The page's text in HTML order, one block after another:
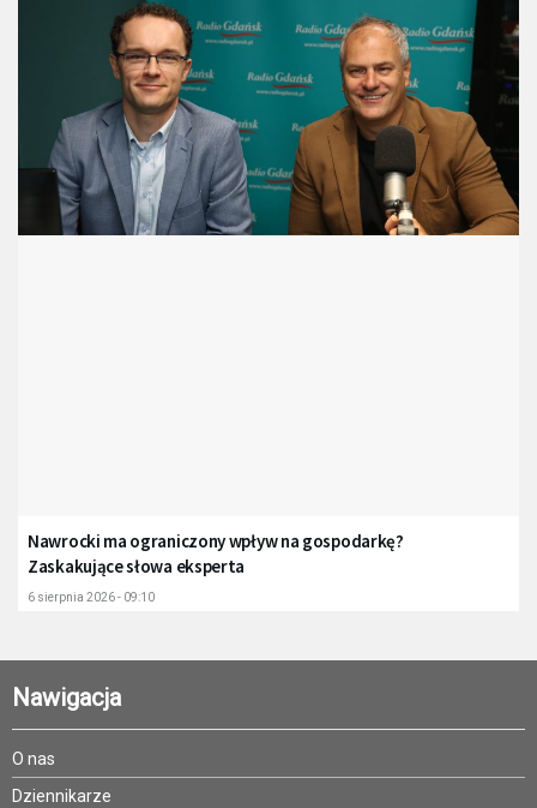
Nawrocki ma ograniczony wpływ na gospodarkę?
Zaskakujące słowa eksperta
6 sierpnia 2026 - 09:10
Nawigacja
O nas
Dziennikarze